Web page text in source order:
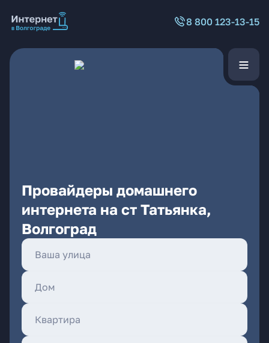
8 800 123-13-15
Провайдеры домашнего
интернета на ст Татьянка,
Волгоград